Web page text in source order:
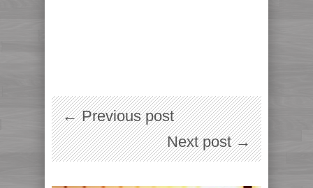
← Previous post
Next post →